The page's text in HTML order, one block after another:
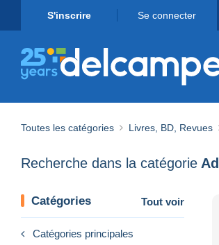
S'inscrire Se connecter
Toutes les catégories Livres, BD, Revues
Recherche dans la catégorie
Catégories Tout voir
Catégories principales